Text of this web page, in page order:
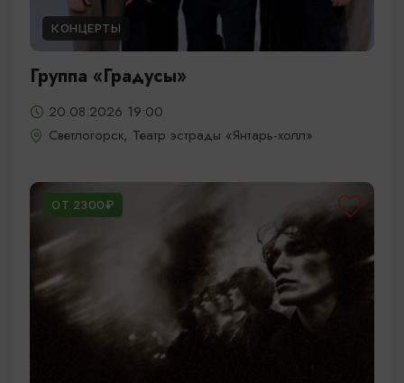
КОНЦЕРТЫ
Группа «Градусы»
20.08.2026 19:00
Светлогорск, Театр эстрады «Янтарь-холл»
ОТ 2300₽